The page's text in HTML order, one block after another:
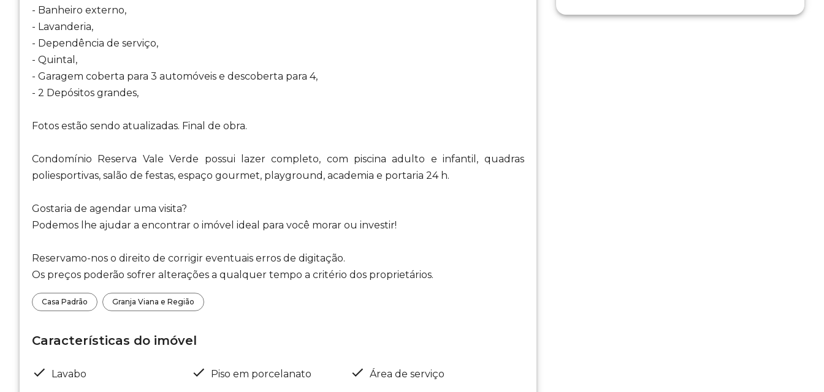
- Banheiro externo,
- Lavanderia,
- Dependência de serviço,
- Quintal,
- Garagem coberta para 3 automóveis e descoberta para 4,
- 2 Depósitos grandes,
Fotos estão sendo atualizadas. Final de obra.
Condomínio Reserva Vale Verde possui lazer completo, com piscina adulto e infantil, quadras
poliesportivas, salão de festas, espaço gourmet, playground, academia e portaria 24 h.
Gostaria de agendar uma visita?
Podemos lhe ajudar a encontrar o imóvel ideal para você morar ou investir!
Reservamo-nos o direito de corrigir eventuais erros de digitação.
Os preços poderão sofrer alterações a qualquer tempo a critério dos proprietários.
Casa Padrão Granja Viana e Região
Características do imóvel
Lavabo Piso em porcelanato Área de serviço